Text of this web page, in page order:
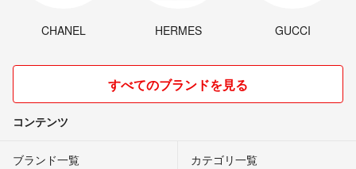
CHANEL HERMES GUCCI
すべてのブランドを見る
コンテンツ
ブランド一覧 カテゴリ一覧